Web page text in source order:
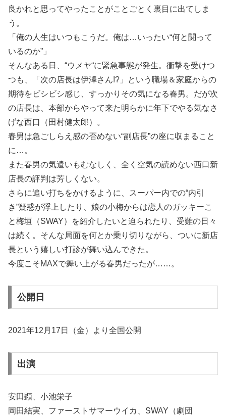
良かれと思ってやったことがことごとく裏目に出てしま
う。
「俺の人生はいつもこうだ。俺は…いったい“何と闘って
いるのか”」
そんなある日、“ウメヤ“に緊急事態が発生。衝撃を受けつ
つも、「次の店長は伊澤さん!?」という職場＆家庭からの
期待をビシビシ感じ、すっかりその気になる春男。だが次
の店長は、本部からやって来た明らかに年下でやる気なさ
げな西口（田村健太郎）。
春男は急ごしらえ感の否めない“副店長”の座に収まること
に…。
また春男の気遣いもむなしく、全く空気の読めない西口新
店長の評判は芳しくない。
さらに追い打ちをかけるように、スーパー内での“内引
き”疑惑が浮上したり、娘の小梅からは恋人のガッキーこ
と梅垣（SWAY）を紹介したいと迫られたり、受難の日々
は続く。そんな局面を何とか乗り切りながら、ついに新店
長という嬉しい打診が舞い込んできた。
今度こそMAXで舞い上がる春男だったが……。
公開日
2021年12月17日（金）より全国公開
出演
安田顕、小池栄子
岡田結実、ファーストサマーウイカ、SWAY（劇団